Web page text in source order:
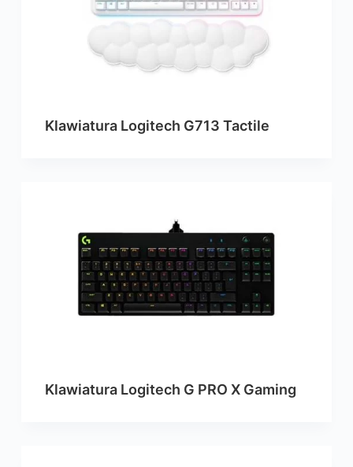
Klawiatura Logitech G713 Tactile
Klawiatura Logitech G PRO X Gaming